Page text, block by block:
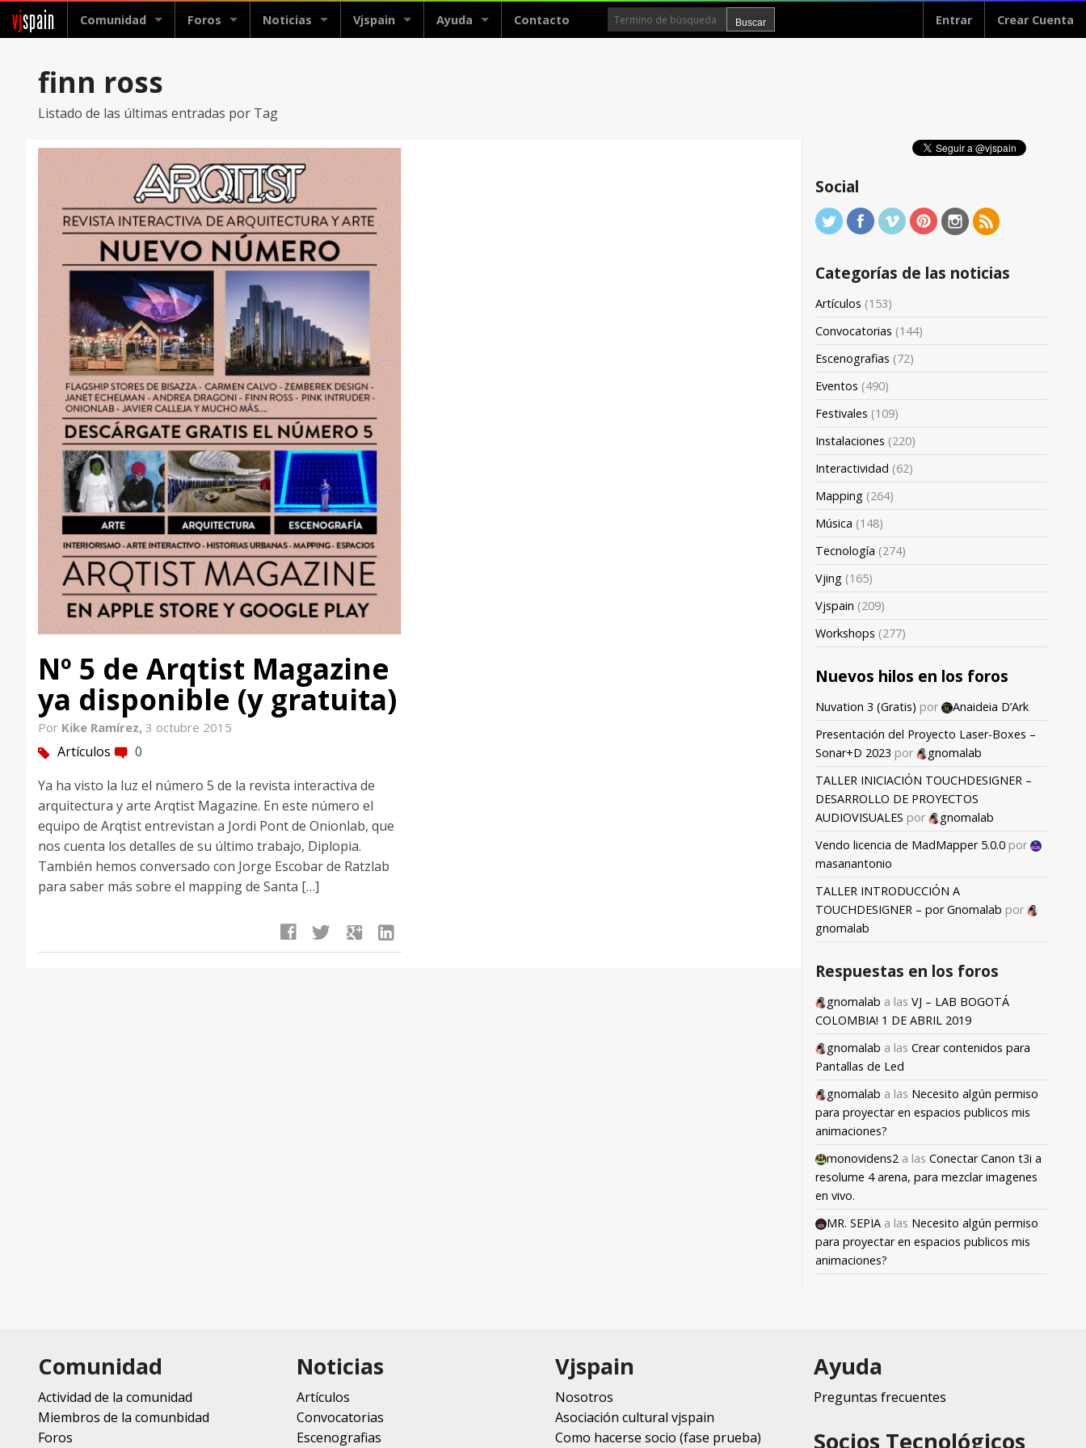
vjspain Comunidad Foros Noticias Vjspain Ayuda Contacto Entrar Crear Cuenta
finn ross
Listado de las últimas entradas por Tag
Nº 5 de Arqtist Magazine
ya disponible (y gratuita)
Por Kike Ramírez, 3 octubre 2015
tag Artículos comment 0
Ya ha visto la luz el número 5 de la revista interactiva de
arquitectura y arte Arqtist Magazine. En este número el
equipo de Arqtist entrevistan a Jordi Pont de Onionlab, que
nos cuenta los detalles de su último trabajo, Diplopia.
También hemos conversado con Jorge Escobar de Ratzlab
para saber más sobre el mapping de Santa […]
facebook twitter google linkedin
Social
Categorías de las noticias
Artículos (153)
Convocatorias (144)
Escenografias (72)
Eventos (490)
Festivales (109)
Instalaciones (220)
Interactividad (62)
Mapping (264)
Música (148)
Tecnología (274)
Vjing (165)
Vjspain (209)
Workshops (277)
Nuevos hilos en los foros
Nuvation 3 (Gratis) por
Anaideia D’Ark
Presentación del Proyecto Laser-Boxes –
Sonar+D 2023 por
gnomalab
TALLER INICIACIÓN TOUCHDESIGNER –
DESARROLLO DE PROYECTOS
AUDIOVISUALES por
gnomalab
Vendo licencia de MadMapper 5.0.0 por
masanantonio
TALLER INTRODUCCIÓN A
TOUCHDESIGNER – por Gnomalab por
gnomalab
Respuestas en los foros
gnomalab a las VJ – LAB BOGOTÁ
COLOMBIA! 1 DE ABRIL 2019
gnomalab a las Crear contenidos para
Pantallas de Led
gnomalab a las Necesito algún permiso
para proyectar en espacios publicos mis
animaciones?
monovidens2 a las Conectar Canon t3i a
resolume 4 arena, para mezclar imagenes
en vivo.
MR. SEPIA a las Necesito algún permiso
para proyectar en espacios publicos mis
animaciones?
Comunidad
Actividad de la comunidad
Miembros de la comunbidad
Foros
Noticias
Artículos
Convocatorias
Escenografias
Vjspain
Nosotros
Asociación cultural vjspain
Como hacerse socio (fase prueba)
Ayuda
Preguntas frecuentes
Socios Tecnológicos